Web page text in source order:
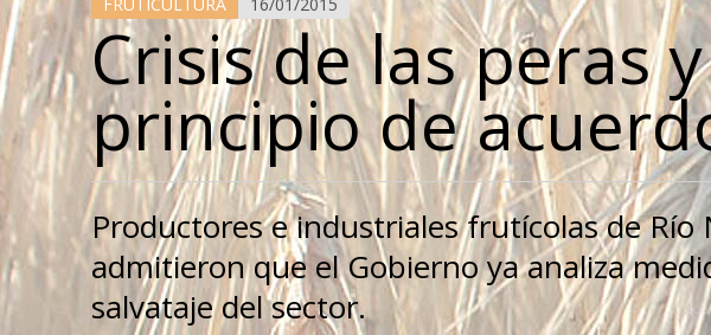
Crisis de las peras
principio de
Productores e industriales frutícolas de Río
admitieron que el Gobierno ya analiza
salvataje del sector.